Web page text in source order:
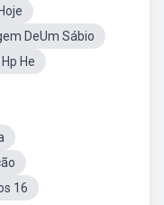
DeUm Sábio
He
16